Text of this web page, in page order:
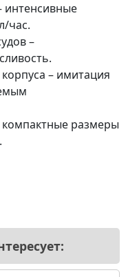
интенсивные
час.
–
– имитация
размеры